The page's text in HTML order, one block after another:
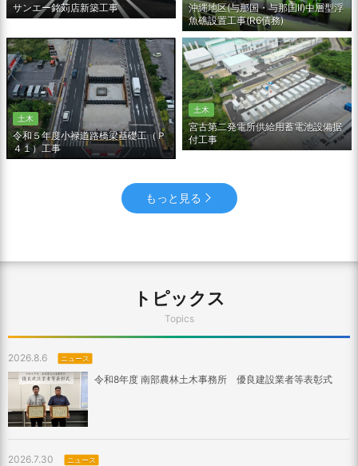
サンエー銘苅店新築工事
沖縄地区(与那国・与那国Ⅱ)中層型浮
魚礁設置工事(R6債務)
土木
令和５年度小禄道路橋梁基礎工（Ｐ
４１）工事
土木
宮古第二発電所供給用蓄電池設備据
付工事
もっと見る
トピックス
Topics
2026.8.6 ニュース
令和8年度 南部農林土木事務所 優良建設業者等表彰式
2026.7.30 ニュース